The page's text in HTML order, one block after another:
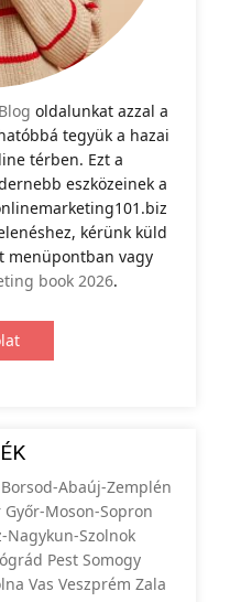
Blog oldalunkat azzal a
tegyük a hazai
térben. Ezt a
eszközeinek a
kérünk küld
menüpontban vagy
book 2026.
Borsod-Abaúj-Zemplén
Győr-Moson-Sopron
Nagykun-Szolnok
Pest Somogy
Vas Veszprém Zala